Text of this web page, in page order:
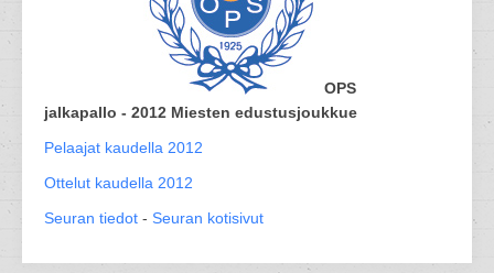
OPS
jalkapallo - 2012 Miesten edustusjoukkue
Pelaajat kaudella 2012
Ottelut kaudella 2012
Seuran tiedot - Seuran kotisivut